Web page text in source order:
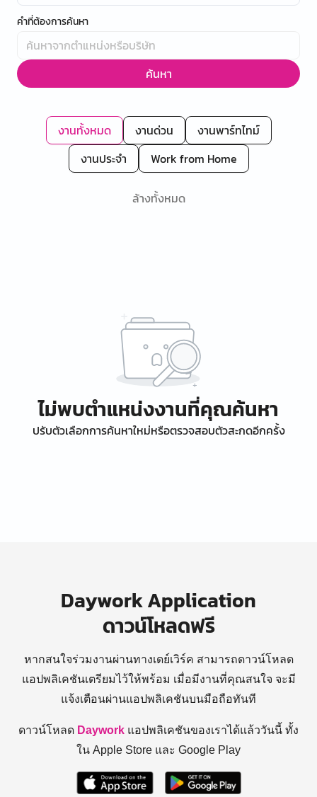
คำที่ต้องการค้นหา
ค้นหา
งานทั้งหมด งานด่วน
งานพาร์ทไทม์
งานประจำ
Work from Home
ล้างทั้งหมด
ไม่พบตำแหน่งงานที่คุณค้นหา
ปรับตัวเลือกการค้นหาใหม่หรือตรวจสอบตัวสะกดอีกครั้ง
Daywork Application
ดาวน์โหลดฟรี
หากสนใจร่วมงานผ่านทางเดย์เวิร์ค สามารถดาวน์โหลด
แอปพลิเคชันเตรียมไว้ให้พร้อม เมื่อมีงานที่คุณสนใจ จะมี
แจ้งเตือนผ่านแอปพลิเคชันบนมือถือทันที
ดาวน์โหลด Daywork แอปพลิเคชันของเราได้แล้ววันนี้ ทั้ง
ใน Apple Store และ Google Play